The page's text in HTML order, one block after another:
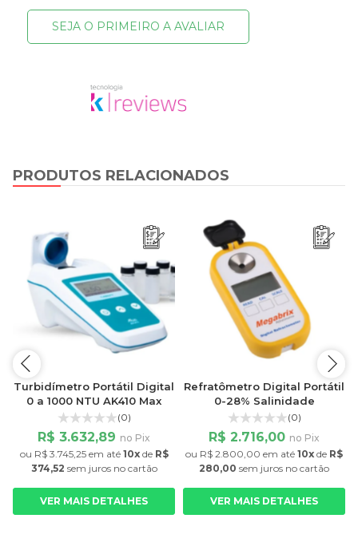
SEJA O PRIMEIRO A AVALIAR
PRODUTOS RELACIONADOS
Turbidímetro Portátil Digital
0 a 1000 NTU AK410 Max
(0)
R$ 3.632,89 no Pix
ou R$ 3.745,25em até 10xde R$
374,52 sem jurosno cartão
VER MAIS DETALHES
Refratômetro Digital Portátil
0-28% Salinidade
(0)
R$ 2.716,00 no Pix
ou R$ 2.800,00 em até 10x de R$
280,00 sem juros no cartão
VER MAIS DETALHES